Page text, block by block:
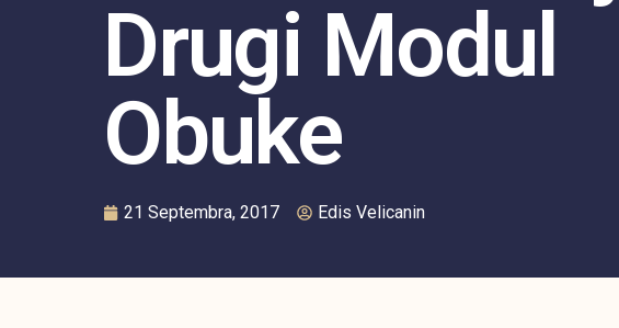
Drugi Modul
Obuke
21 Septembra, 2017 Edis Velicanin